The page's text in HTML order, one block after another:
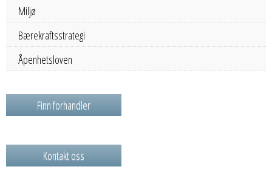
Miljø
Bærekraftsstrategi
Åpenhetsloven
Finn forhandler
Kontakt oss